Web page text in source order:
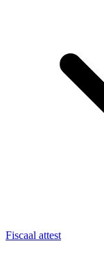
Fiscaal attest